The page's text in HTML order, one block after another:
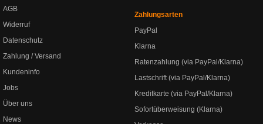
AGB
Widerruf
Datenschutz
Zahlung / Versand
Kundeninfo
Jobs
Über uns
News
Zahlungsarten
PayPal
Klarna
Ratenzahlung (via PayPal/Klarna)
Lastschrift (via PayPal/Klarna)
Kreditkarte (via PayPal/Klarna)
Sofortüberweisung (Klarna)